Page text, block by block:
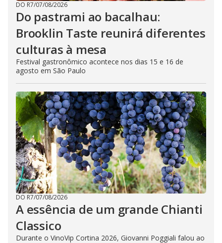
DO R7/07/08/2026
Do pastrami ao bacalhau:
Brooklin Taste reunirá diferentes
culturas à mesa
Festival gastronômico acontece nos dias 15 e 16 de
agosto em São Paulo
DO R7/07/08/2026
A essência de um grande Chianti
Classico
Durante o VinoVip Cortina 2026, Giovanni Poggiali falou ao